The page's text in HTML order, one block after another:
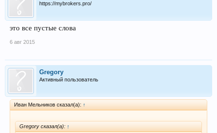
https://mybrokers.pro/
это все пустые слова
6 авг 2015
Gregory
Активный пользователь
Иван Мельников сказал(а): ↑
Gregory сказал(а): ↑